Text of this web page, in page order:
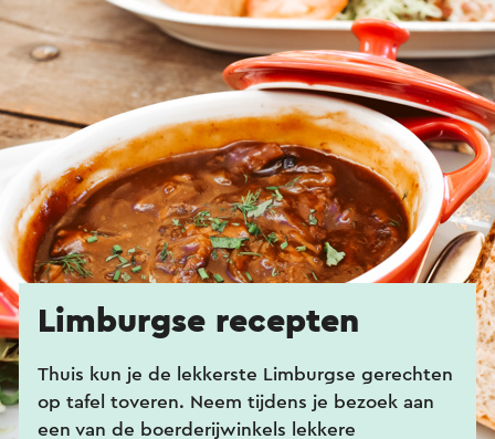
Limburgse recepten
Thuis kun je de lekkerste Limburgse gerechten
op tafel toveren. Neem tijdens je bezoek aan
een van de boerderijwinkels lekkere